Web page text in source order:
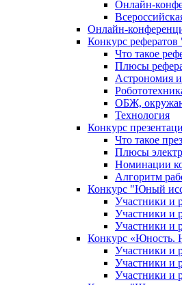
Онлайн-
Онлайн-
Конкурс
Что такое
Плюсы
Астрономия
ОБЖ,
Технология
Конкурс
Что такое
Плюсы
Номинации
Алгоритм
Конкурс "Юный
Участники и
Участники и
Участники и
Конкурс «Юность.
Участники и
Участники и
Участники и